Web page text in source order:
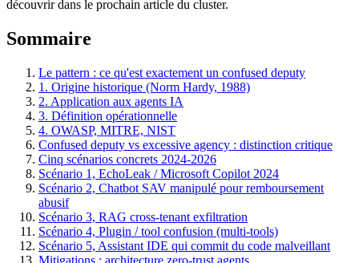
découvrir dans le prochain article du cluster.
Sommaire
Le pattern : ce qu'est exactement un confused deputy
1. Origine historique (Norm Hardy, 1988)
2. Application aux agents IA
3. Définition opérationnelle
4. OWASP, MITRE, NIST
Confused deputy vs excessive agency : distinction critique
Cinq scénarios concrets 2024-2026
Scénario 1, EchoLeak / Microsoft Copilot 2024
Scénario 2, Chatbot SAV manipulé pour remboursement
abusif
Scénario 3, RAG cross-tenant exfiltration
Scénario 4, Plugin / tool confusion (multi-tools)
Scénario 5, Assistant IDE qui commit du code malveillant